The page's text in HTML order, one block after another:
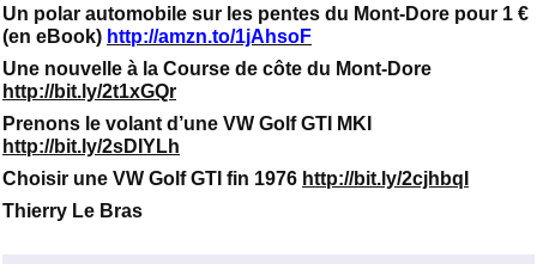
Un polar automobile sur les pentes du Mont-Dore pour 1 €
(en eBook) http://amzn.to/1jAhsoF
Une nouvelle à la Course de côte du Mont-Dore
http://bit.ly/2t1xGQr
Prenons le volant d’une VW Golf GTI MKI
http://bit.ly/2sDIYLh
Choisir une VW Golf GTI fin 1976 http://bit.ly/2cjhbqI
Thierry Le Bras